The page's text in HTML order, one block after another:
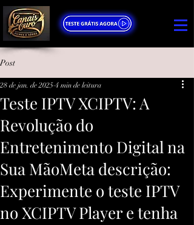
Post
Teste IPTV XCIPTV: A
Revolução do
Entretenimento Digital na
Sua MãoMeta descrição:
Experimente o teste IPTV
no XCIPTV Player e tenha
28 de jan. de 2025 4 min de leitura